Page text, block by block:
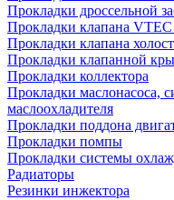
Прокладки дроссельной
Прокладки клапана
Прокладки клапана
Прокладки клапанной
Прокладки коллектора
Прокладки маслонасоса,
маслоохладителя
Прокладки поддона
Прокладки помпы
Прокладки системы
Радиаторы
Резинки инжектора